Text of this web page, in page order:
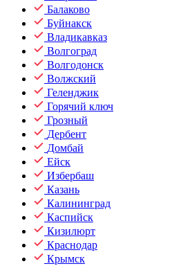
Балаково
Буйнакск
Владикавказ
Волгоград
Волгодонск
Волжский
Геленджик
Горячий ключ
Грозный
Дербент
Домбай
Ейск
Избербаш
Казань
Калининград
Каспийск
Кизилюрт
Краснодар
Крымск